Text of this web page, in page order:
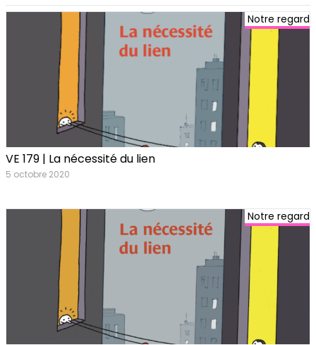
Notre regard
VE 179 | La nécessité du lien
5 octobre 2020
Notre regard